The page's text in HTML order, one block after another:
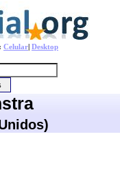
Celular| Desktop